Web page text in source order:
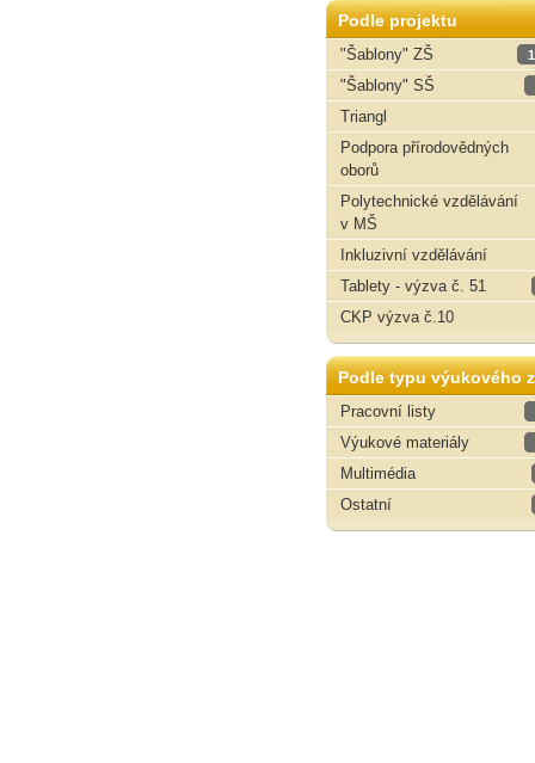
Podle projektu
"Šablony" ZŠ
"Šablony" SŠ
Triangl
Podpora přírodovědných
oborů
Polytechnické vzdělávání
v MŠ
Inkluzivní vzdělávání
Tablety - výzva č. 51
CKP výzva č.10
Podle typu výukového
Pracovní listy
Výukové materiály
Multimédia
Ostatní